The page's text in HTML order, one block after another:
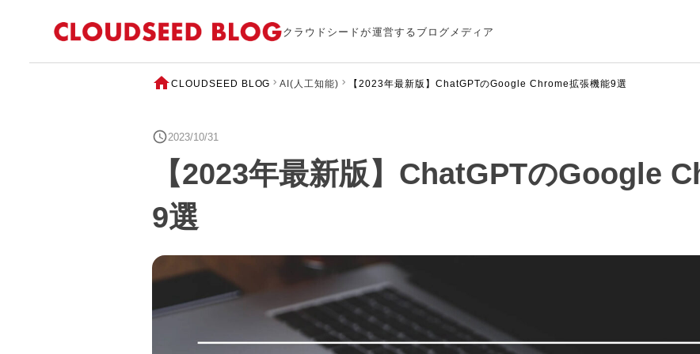
クラウドシードが運営するブログメディア
CLOUDSEED BLOG AI(人工知能) 【2023年最新版】ChatGPTのGoogle Chrome拡張機能9選
2023/10/31
【2023年最新版】ChatGPTのGoogle
9選